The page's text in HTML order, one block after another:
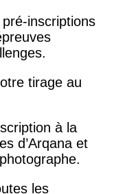
inscriptions
tirage au
à la
d’Arqana et
les